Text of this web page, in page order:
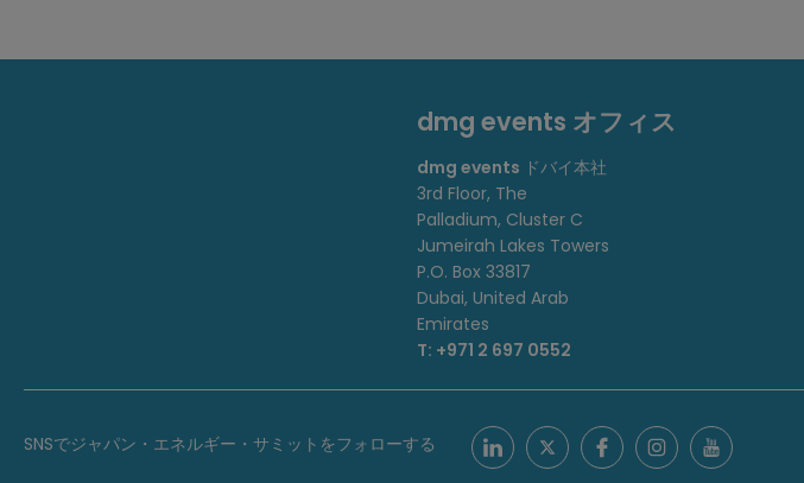
dmg events オフィス
dmg events ドバイ本社
3rd Floor, The
Palladium, Cluster C
Jumeirah Lakes Towers
P.O. Box 33817
Dubai, United Arab
Emirates
T: +971 2 697 0552
SNSでジャパン・エネルギー・サミットをフォローする